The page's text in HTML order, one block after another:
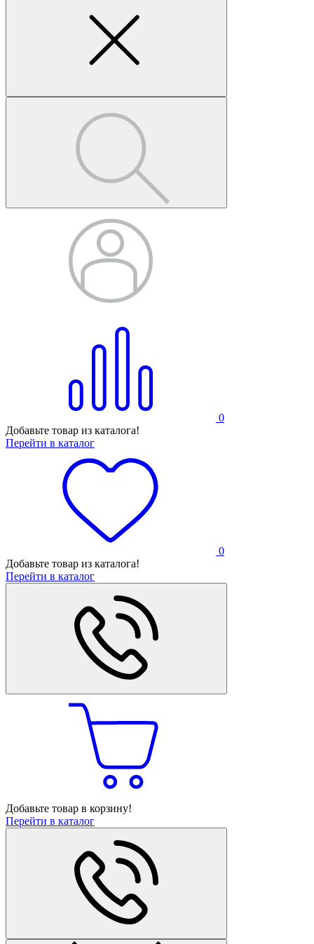
0
Добавьте товар из каталога!
Перейти в каталог
0
Добавьте товар из каталога!
Перейти в каталог
Добавьте товар в корзину!
Перейти в каталог